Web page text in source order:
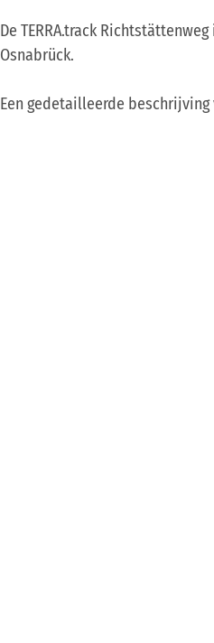
De TERRA.track
Osnabrück.
Een gedetailleerde